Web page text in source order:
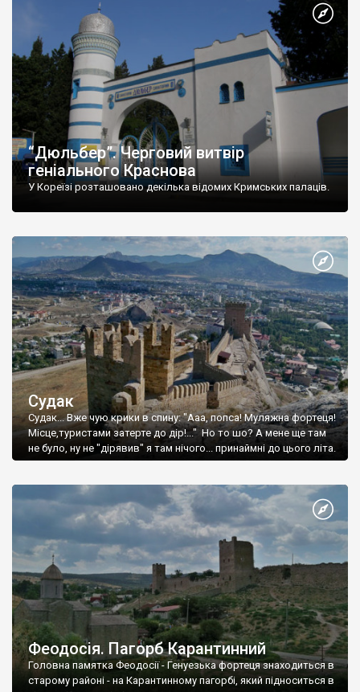
“Дюльбер”. Черговий витвір
геніального Краснова
У Кореїзі розташовано декілька відомих Кримських палаців.
Судак
Судак... Вже чую крики в спину: "Ааа, попса! Муляжна фортеця!
Місце,туристами затерте до дір!..." Но то шо? А мене ще там
не було, ну не "дірявив" я там нічого... принаймні до цього літа.
Феодосія. Пагорб Карантинний
Головна памятка Феодосії - Генуезька фортеця знаходиться в
старому районі - на Карантинному пагорбі, який підноситься в